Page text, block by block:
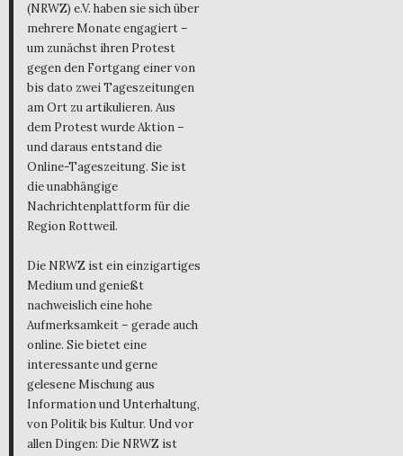
(NRWZ) e.V. haben sie sich über
mehrere Monate engagiert –
um zunächst ihren Protest
gegen den Fortgang einer von
bis dato zwei Tageszeitungen
am Ort zu artikulieren. Aus
dem Protest wurde Aktion –
und daraus entstand die
Online-Tageszeitung. Sie ist
die unabhängige
Nachrichtenplattform für die
Region Rottweil.
Die NRWZ ist ein einzigartiges
Medium und genießt
nachweislich eine hohe
Aufmerksamkeit – gerade auch
online. Sie bietet eine
interessante und gerne
gelesene Mischung aus
Information und Unterhaltung,
von Politik bis Kultur. Und vor
allen Dingen: Die NRWZ ist